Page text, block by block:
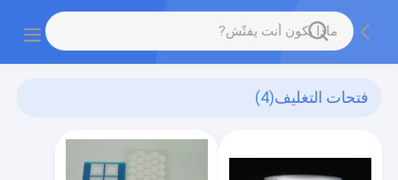
فتحات التغليف(4)